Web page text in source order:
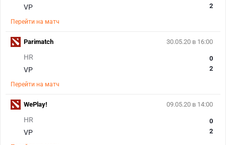
VP
2
Перейти на матч
30.05.20 в 16:00
HR
VP
0
2
Перейти на матч
Parimatch
09.05.20 в 14:00
HR
VP
0
2
WePlay!